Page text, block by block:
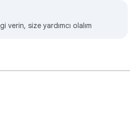
verin, size yardımcı olalım